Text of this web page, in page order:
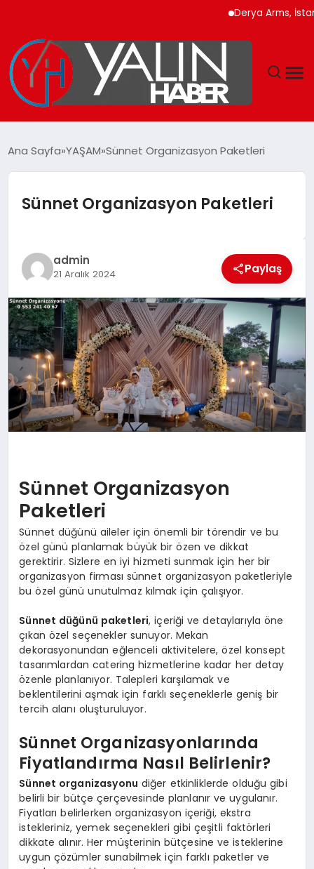
Derya Arms, İstanbul
SPOR
DÜNYA
YAŞAM
EĞİTİM
TEKNOLOJİ
MAGAZİN
SAĞLIK
Ana Sayfa YAŞAM Sünnet Organizasyon Paketleri
Sünnet Organizasyon Paketleri
admin
21 Aralık 2024 Paylaş
Sünnet Organizasyon
Paketleri
Sünnet düğünü aileler için önemli bir törendir ve bu
özel günü planlamak büyük bir özen ve dikkat
gerektirir. Sizlere en iyi hizmeti sunmak için her bir
organizasyon firması sünnet organizasyon paketleriyle
bu özel günü unutulmaz kılmak için çalışıyor.
Sünnet düğünü paketleri, içeriği ve detaylarıyla öne
çıkan özel seçenekler sunuyor. Mekan
dekorasyonundan eğlenceli aktivitelere, özel konsept
tasarımlardan catering hizmetlerine kadar her detay
özenle planlanıyor. Talepleri karşılamak ve
beklentilerini aşmak için farklı seçeneklerle geniş bir
tercih alanı oluşturuluyor.
Sünnet Organizasyonlarında
Fiyatlandırma Nasıl Belirlenir?
Sünnet organizasyonu diğer etkinliklerde olduğu gibi
belirli bir bütçe çerçevesinde planlanır ve uygulanır.
Fiyatları belirlerken organizasyon içeriği, ekstra
istekleriniz, yemek seçenekleri gibi çeşitli faktörleri
dikkate alınır. Her müşterinin bütçesine ve isteklerine
uygun çözümler sunabilmek için farklı paketler ve